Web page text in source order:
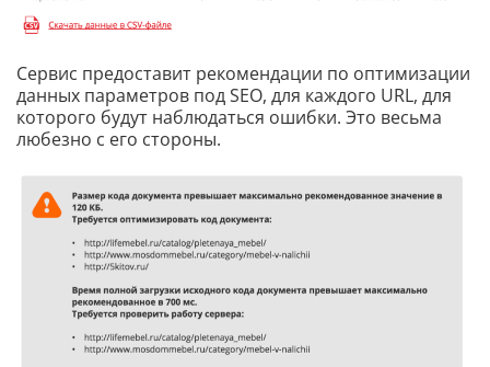
Сервис предоставит рекомендации по оптимизации
данных параметров под SEO, для каждого URL, для
которого будут наблюдаться ошибки. Это весьма
любезно с его стороны.